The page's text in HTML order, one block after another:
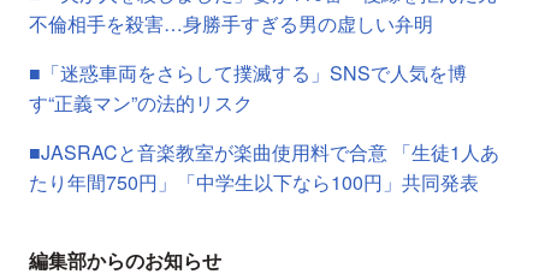
不倫相手を殺害…身勝手すぎる男の虚しい弁明
■「迷惑車両をさらして撲滅する」SNSで人気を博
す“正義マン”の法的リスク
■JASRACと音楽教室が楽曲使用料で合意 「生徒1人あ
たり年間750円」「中学生以下なら100円」共同発表
編集部からのお知らせ